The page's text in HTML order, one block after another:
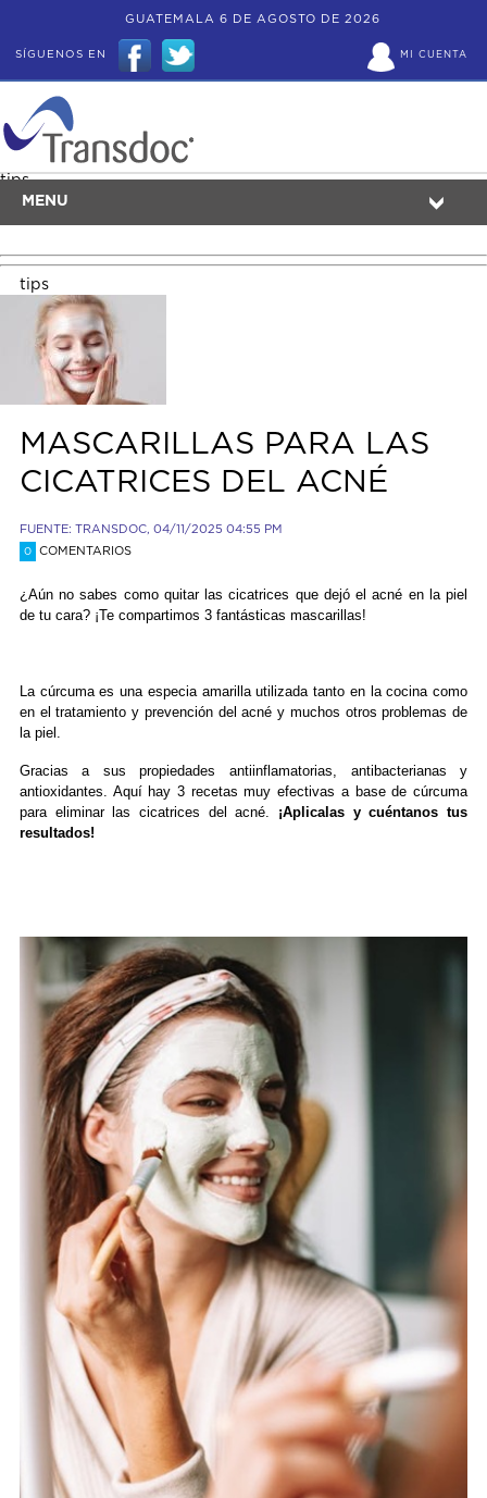
GUATEMALA 6 DE AGOSTO DE 2026
MI CUENTA
SÍGUENOS EN
MENU
tips
tips
MASCARILLAS PARA LAS
CICATRICES DEL ACNÉ
FUENTE: TRANSDOC, 04/11/2025 04:55 PM
0 COMENTARIOS
¿Aún no sabes como quitar las cicatrices que dejó el acné en la piel
de tu cara? ¡Te compartimos 3 fantásticas mascarillas!
La cúrcuma es una especia amarilla utilizada tanto en la cocina como
en el tratamiento y prevención del acné y muchos otros problemas de
la piel.
Gracias a sus propiedades antiinflamatorias, antibacterianas y
antioxidantes. Aquí hay 3 recetas muy efectivas a base de cúrcuma
para eliminar las cicatrices del acné. ¡Aplicalas y cuéntanos tus
resultados!